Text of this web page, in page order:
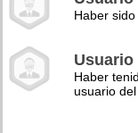
Haber
Usuario
Haber
usuario